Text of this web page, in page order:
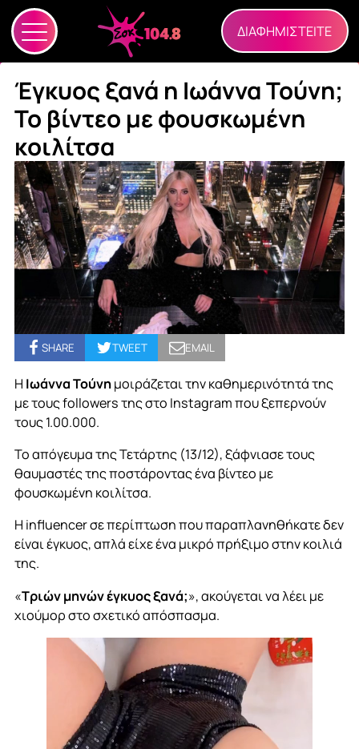
ΔΙΑΦΗΜΙΣΤΕΙΤΕ
Έγκυος ξανά η Ιωάννα Τούνη;
Το βίντεο με φουσκωμένη
κοιλίτσα
SHARE TWEET EMAIL
Η Ιωάννα Τούνημοιράζεται την καθημερινότητά της
με τους followers της στο Instagram που ξεπερνούν
τους 1.00.000.
Το απόγευμα της Τετάρτης (13/12), ξάφνιασε τους
θαυμαστές της ποστάροντας ένα βίντεο με
φουσκωμένη κοιλίτσα.
Η influencer σε περίπτωση που παραπλανηθήκατε δεν
είναι έγκυος, απλά είχε ένα μικρό πρήξιμο στην κοιλιά
της.
«Τριών μηνών έγκυος ξανά;», ακούγεται να λέει με
χιούμορ στο σχετικό απόσπασμα.